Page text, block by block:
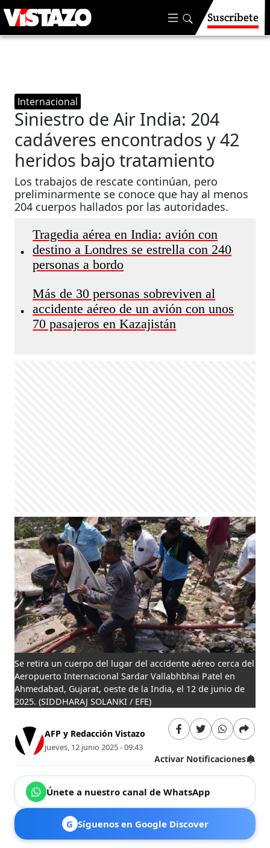
Suscríbete
Internacional
Siniestro de Air India: 204
cadáveres encontrados y 42
heridos bajo tratamiento
Los trabajos de rescate continúan, pero
preliminarmente se conoce que hay al menos
204 cuerpos hallados por las autoridades.
•
Tragedia aérea en India: avión con
destino a Londres se estrella con 240
personas a bordo
•
Más de 30 personas sobreviven al
accidente aéreo de un avión con unos
70 pasajeros en Kazajistán
Se retira un cuerpo del lugar del accidente aéreo cerca del
Aeropuerto Internacional Sardar Vallabhbhai Patel en
Ahmedabad, Gujarat, oeste de la India, el 12 de junio de
2025. (SIDDHARAJ SOLANKI / EFE)
AFP y Redacción Vistazo
jueves, 12 junio 2025 - 09:43
Activar Notificaciones
Únete a nuestro canal de WhatsApp
G Síguenos en Google Discover